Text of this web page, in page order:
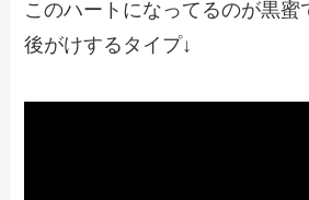
このハートになってるのが黒蜜
後がけするタイプ↓